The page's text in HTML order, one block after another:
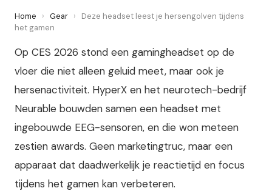
Home › Gear ›
Deze headset leest je hersengolven tijdens
het gamen
Op CES 2026 stond een gamingheadset op de
vloer die niet alleen geluid meet, maar ook je
hersenactiviteit. HyperX en het neurotech-bedrijf
Neurable bouwden samen een headset met
ingebouwde EEG-sensoren, en die won meteen
zestien awards. Geen marketingtruc, maar een
apparaat dat daadwerkelijk je reactietijd en focus
tijdens het gamen kan verbeteren.